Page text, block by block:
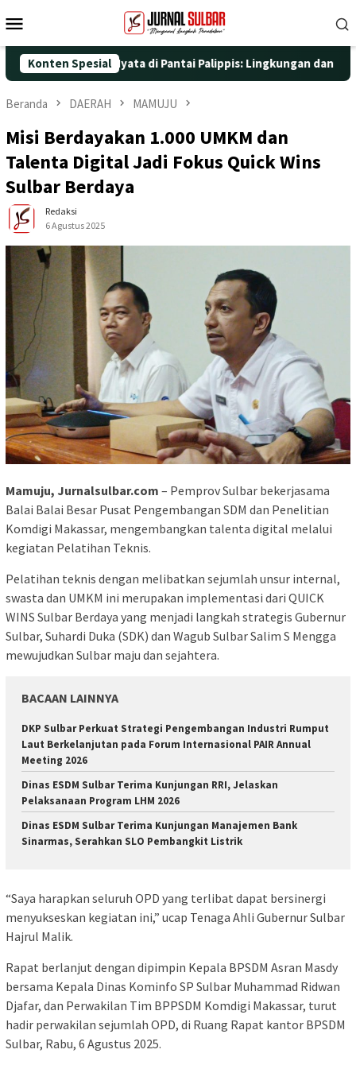
ke
Mobile
Konten Spesial
Aksi Nyata di Pantai Palippis: Lingkungan dan Kesehatan
Beranda DAERAH MAMUJU
Misi Berdayakan 1.000 UMKM dan
Talenta Digital Jadi Fokus Quick Wins
Sulbar Berdaya
Redaksi
6 Agustus 2025
Mamuju, Jurnalsulbar.com – Pemprov Sulbar bekerjasama
Balai Balai Besar Pusat Pengembangan SDM dan Penelitian
Komdigi Makassar, mengembangkan talenta digital melalui
kegiatan Pelatihan Teknis.
Pelatihan teknis dengan melibatkan sejumlah unsur internal,
swasta dan UMKM ini merupakan implementasi dari QUICK
WINS Sulbar Berdaya yang menjadi langkah strategis Gubernur
Sulbar, Suhardi Duka (SDK) dan Wagub Sulbar Salim S Mengga
mewujudkan Sulbar maju dan sejahtera.
BACAAN LAINNYA
DKP Sulbar Perkuat Strategi Pengembangan Industri Rumput
Laut Berkelanjutan pada Forum Internasional PAIR Annual
Meeting 2026
Dinas ESDM Sulbar Terima Kunjungan RRI, Jelaskan
Pelaksanaan Program LHM 2026
Dinas ESDM Sulbar Terima Kunjungan Manajemen Bank
Sinarmas, Serahkan SLO Pembangkit Listrik
“Saya harapkan seluruh OPD yang terlibat dapat bersinergi
menyukseskan kegiatan ini,” ucap Tenaga Ahli Gubernur Sulbar
Hajrul Malik.
Rapat berlanjut dengan dipimpin Kepala BPSDM Asran Masdy
bersama Kepala Dinas Kominfo SP Sulbar Muhammad Ridwan
Djafar, dan Perwakilan Tim BPPSDM Komdigi Makassar, turut
hadir perwakilan sejumlah OPD, di Ruang Rapat kantor BPSDM
Sulbar, Rabu, 6 Agustus 2025.